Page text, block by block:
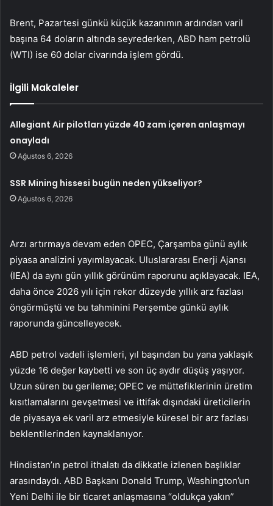
Brent, Pazartesi günkü küçük kazanımın ardından varil
başına 64 doların altında seyrederken, ABD ham petrolü
(WTI) ise 60 dolar civarında işlem gördü.
İlgili Makaleler
Allegiant Air pilotları yüzde 40 zam içeren anlaşmayı
onayladı
Ağustos 6, 2026
SSR Mining hissesi bugün neden yükseliyor?
Ağustos 6, 2026
Arzı artırmaya devam eden OPEC, Çarşamba günü aylık
piyasa analizini yayımlayacak. Uluslararası Enerji Ajansı
(IEA) da aynı gün yıllık görünüm raporunu açıklayacak. IEA,
daha önce 2026 yılı için rekor düzeyde yıllık arz fazlası
öngörmüştü ve bu tahminini Perşembe günkü aylık
raporunda güncelleyecek.
ABD petrol vadeli işlemleri, yıl başından bu yana yaklaşık
yüzde 16 değer kaybetti ve son üç aydır düşüş yaşıyor.
Uzun süren bu gerileme; OPEC ve müttefiklerinin üretim
kısıtlamalarını gevşetmesi ve ittifak dışındaki üreticilerin
de piyasaya ek varil arz etmesiyle küresel bir arz fazlası
beklentilerinden kaynaklanıyor.
Hindistan’ın petrol ithalatı da dikkatle izlenen başlıklar
arasındaydı. ABD Başkanı Donald Trump, Washington’un
Yeni Delhi ile bir ticaret anlaşmasına “oldukça yakın”